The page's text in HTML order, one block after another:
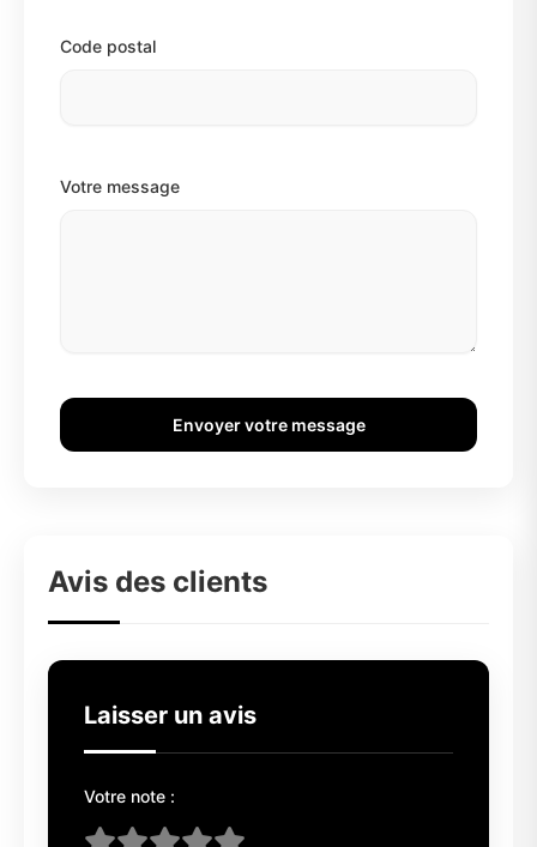
Code postal
Votre message
Envoyer votre message
Avis des clients
Laisser un avis
Votre note :